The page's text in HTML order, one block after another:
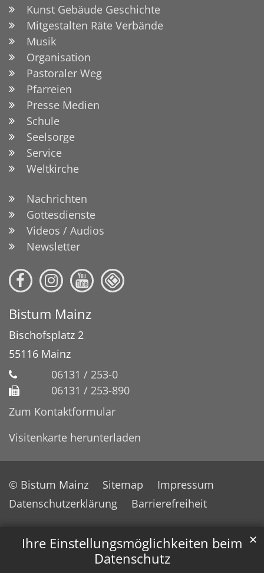
Ihre Einstellungsmöglichkeiten beim
Datenschutz
✕
Kunst Gebäude Geschichte
Mitgestalten Räte Verbände
Musik
Organisation
Pastoraler Weg
Pfarreien
Presse Medien
Schule
Seelsorge
Service
Weltkirche
Nachrichten
Gottesdienste
Videos / Audios
Newsletter
Bistum Mainz
Bischofsplatz 2
55116 Mainz
06131 / 253-0
06131 / 253-890
Zum Kontaktformular
Visitenkarte herunterladen
© Bistum Mainz Sitemap
Impressum
Datenschutzerklärung
Barrierefreiheit